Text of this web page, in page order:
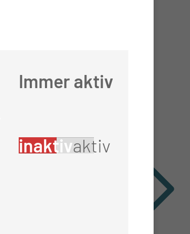
Immer aktiv
inaktivaktiv